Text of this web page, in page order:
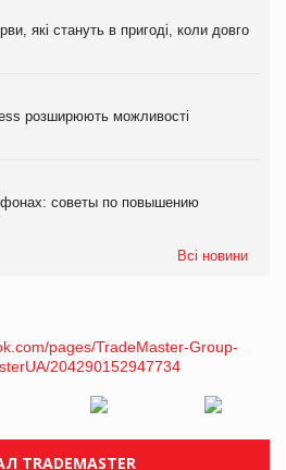
які стануть в пригоді, коли довго
розширюють можливості
советы по повышению
Всі новини
TRADEMASTER